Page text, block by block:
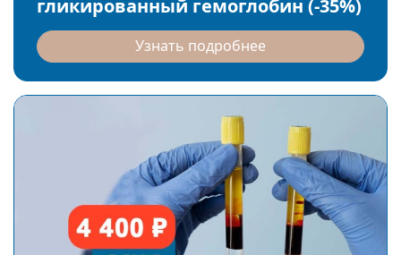
гликированный гемоглобин (-35%)
Узнать подробнее